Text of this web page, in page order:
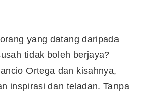
yang datang daripada
tidak boleh berjaya?
Ortega dan kisahnya,
inspirasi dan teladan. Tanpa